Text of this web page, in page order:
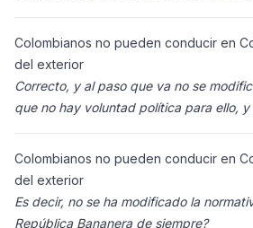
Colombianos no pueden conducir en
del exterior
Correcto, y al paso que va no se
que no hay voluntad política para ello,
Colombianos no pueden conducir en
del exterior
Es decir, no se ha modificado la
República Bananera de siempre?